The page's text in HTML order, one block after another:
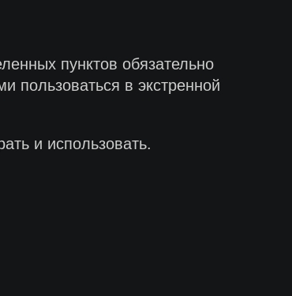
пунктов обязательно
пользоваться в экстренной
и использовать.